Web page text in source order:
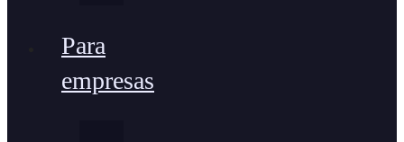
Para
empresas